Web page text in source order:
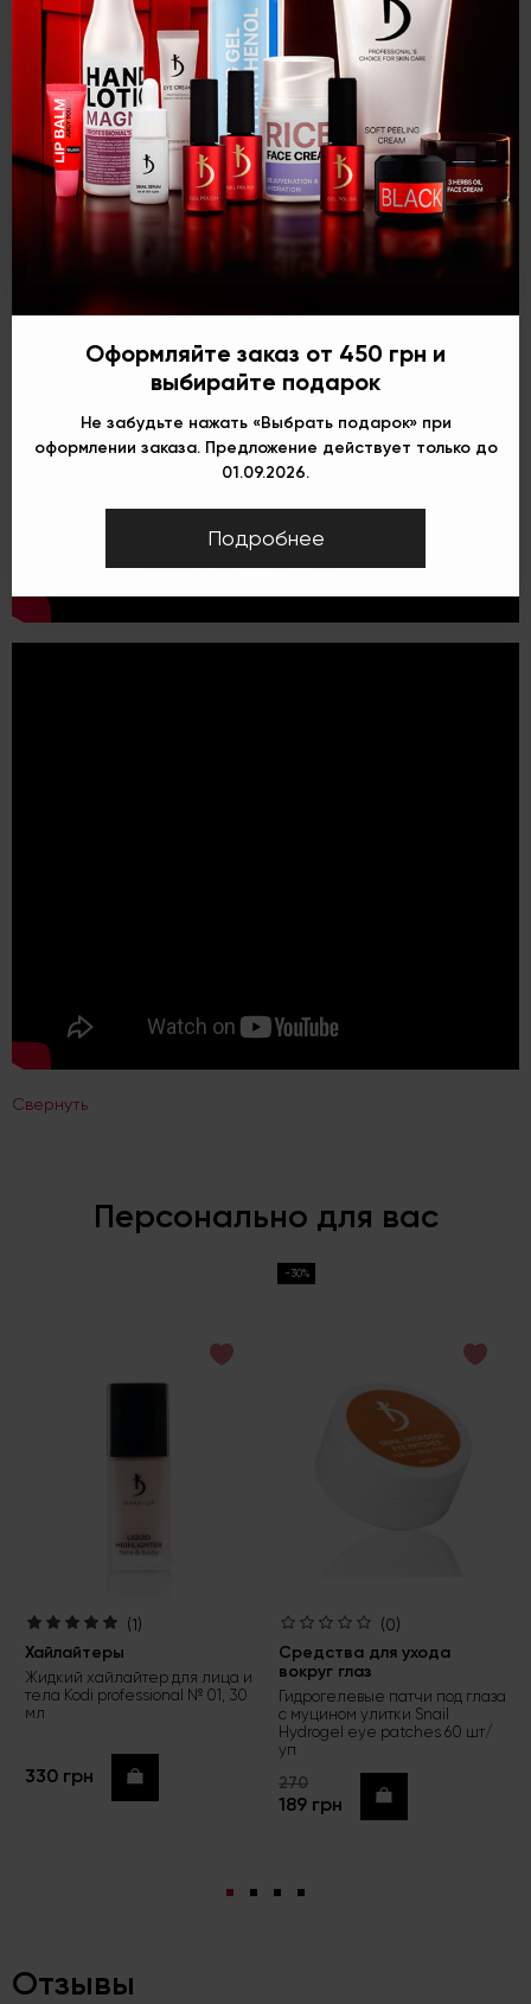
Выберите язык для комфортных
покупок:
Укр Рус Eng
время зависит от нанесенного слоя материала.
Рекомендации по использованию:после нанесения
первого слоя лака дождитесь полного высыхания и только
тогда нанесите второй слой лака. При необходимости для
ускорения высыхания цвета используйте закрепитель для
лака.
Свернуть
Персонально для вас
(1)
Хайлайтеры
Жидкий хайлайтер для лица и
тела Kodi professional № 01, 30
мл
330 грн Купить
-30%
(0)
Средства для ухода
вокруг глаз
Гидрогелевые патчи под глаза
с муцином улитки Snail
Hydrogel eye patches 60 шт/
уп
270
189 грн Купить
Отзывы
Оформляйте заказ от 450 грн и
выбирайте подарок
Не забудьте нажать «Выбрать подарок» при
оформлении заказа. Предложение действует только до
01.09.2026.
Подробнее